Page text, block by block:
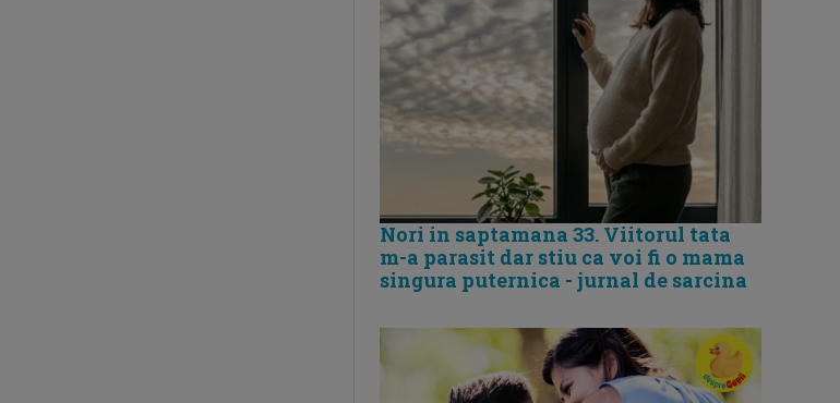
Nori in saptamana 33. Viitorul tata
m-a parasit dar stiu ca voi fi o mama
singura puternica - jurnal de sarcina